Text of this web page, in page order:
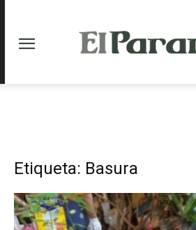
Etiqueta: Basura